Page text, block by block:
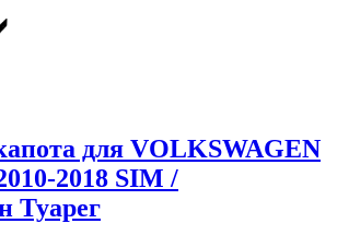
для VOLKSWAGEN
2018 SIM /
Туарег